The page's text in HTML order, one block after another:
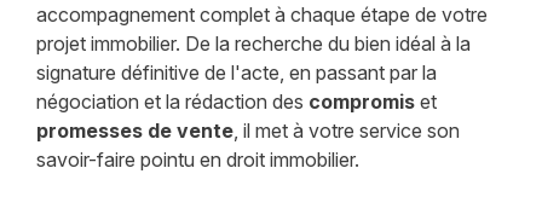
accompagnement complet à chaque étape de votre
projet immobilier. De la recherche du bien idéal à la
signature définitive de l'acte, en passant par la
négociation et la rédaction des compromis et
promesses de vente, il met à votre service son
savoir-faire pointu en droit immobilier.